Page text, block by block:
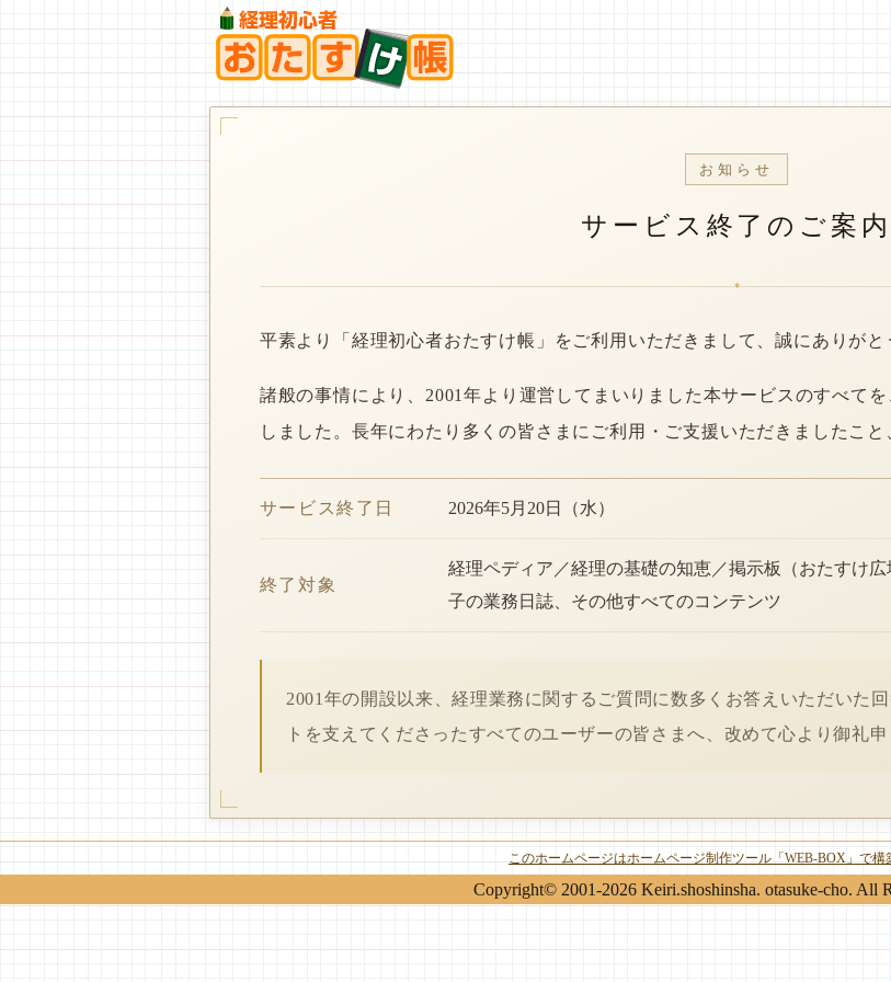
お知らせ
サービス終了のご案内
*
平素より「経理初心者おたすけ帳」をご利用いただきまして、誠にありがと
諸般の事情により、2001年より運営してまいりました本サービスのすべて
しました。長年にわたり多くの皆さまにご利用・ご支援いただきましたこと
サービス終了日 2026年5月20日（水）
終了対象
経理ペディア／経理の基礎の知恵／掲示板（おたすけ
子の業務日誌、その他すべてのコンテンツ
2001年の開設以来、経理業務に関するご質問に数多くお答えいただいた
トを支えてくださったすべてのユーザーの皆さまへ、改めて心より御礼申
このホームページはホームページ制作ツール「WEB-BOX」で構
Copyright© 2001-2026 Keiri.shoshinsha. otasuke-cho. All